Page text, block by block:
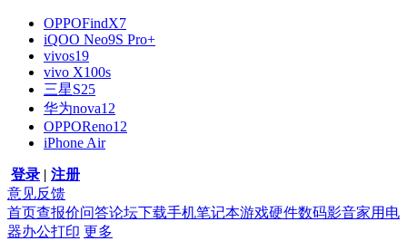
OPPOFindX7
iQOO Neo9S Pro+
vivos19
vivo X100s
三星S25
华为nova12
OPPOReno12
iPhone Air
登录 | 注册
意见反馈
首页查报价问答论坛下载手机笔记本游戏硬件数码影音家用电
器办公打印 更多